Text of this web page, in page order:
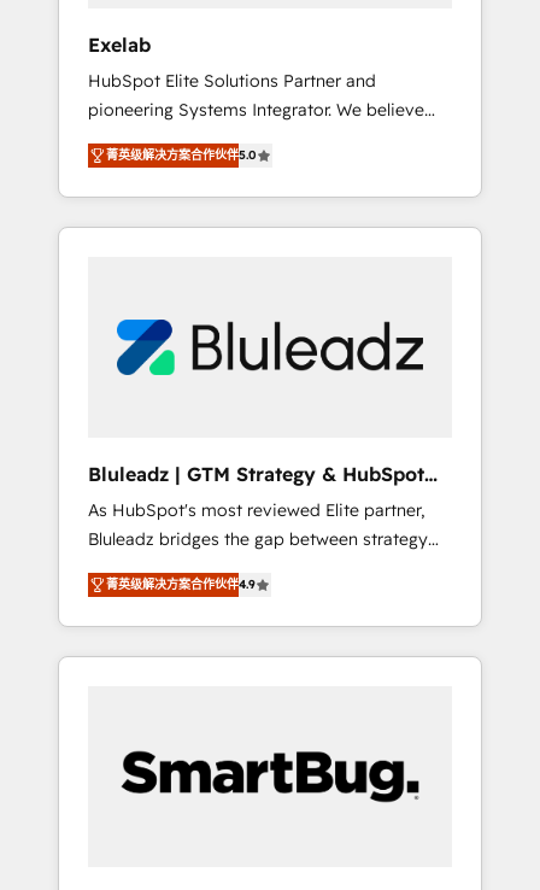
operators need as their systems, data, and
processes evolve. Since 2014, we’ve
supported 1,400+ clients across a wide range
of industries, including healthcare, software,
B2B services, manufacturing, financial
services and more. Whether clients are new
to HubSpot or expanding into more
long-term value and a consistently strong
client experience.
Exelab
HubSpot Elite Solutions Partner and
pioneering Systems Integrator. We believe
technology should serve business strategy,
not the other way around. Every engagement
begins with clear objectives, customer
journey mapping, and measurable KPIs. Only
Connectors, workflows, and data
architectures that make HubSpot the
HubSpot beyond standard configurations. -
AI-FIRST- AI across customer-facing
operations to accelerate decisions,
streamline processes, and unlock efficiency
at scale. From predictive intelligence to
conversational AI, we turn data into action
and automation into competitive advantage.
菁英级解决方案合作伙伴5.0
Bluleadz | GTM Strategy & HubSpot
Implementation
As HubSpot's most reviewed Elite partner,
Bluleadz bridges the gap between strategy
and execution. We don't just "set up tools" —
we install the GTM Operating System (GTM
OS) to align your leadership and engineer a
portal that drives predictable revenue
and Story to stop "accelerating a mess." ⚙️
Elite Engineering & AI Scalable Architecture:
菁英级解决方案合作伙伴4.9